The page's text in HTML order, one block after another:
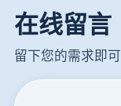
在线留言
留下您的需求即